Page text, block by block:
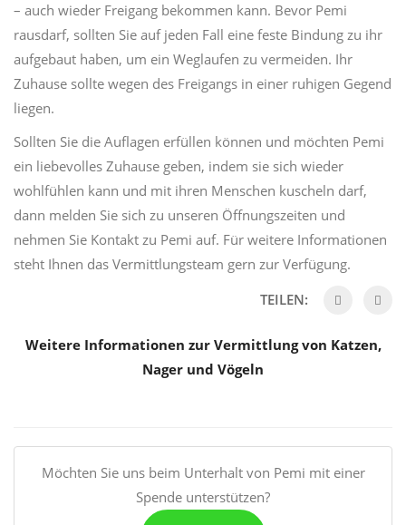
– auch wieder Freigang bekommen kann. Bevor Pemi
rausdarf, sollten Sie auf jeden Fall eine feste Bindung zu ihr
aufgebaut haben, um ein Weglaufen zu vermeiden. Ihr
Zuhause sollte wegen des Freigangs in einer ruhigen Gegend
liegen.
Sollten Sie die Auflagen erfüllen können und möchten Pemi
ein liebevolles Zuhause geben, indem sie sich wieder
wohlfühlen kann und mit ihren Menschen kuscheln darf,
dann melden Sie sich zu unseren Öffnungszeiten und
nehmen Sie Kontakt zu Pemi auf. Für weitere Informationen
steht Ihnen das Vermittlungsteam gern zur Verfügung.
TEILEN:
Weitere Informationen zur Vermittlung von Katzen,
Nager und Vögeln
Möchten Sie uns beim Unterhalt von Pemi mit einer
Spende unterstützen?